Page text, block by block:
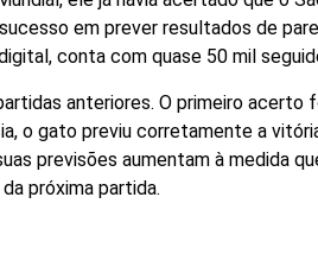
em prever resultados de
conta com quase 50 mil
anteriores. O primeiro acerto
o gato previu corretamente a
previsões aumentam à medida
próxima partida.